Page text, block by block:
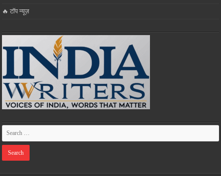
🔥 टॉप न्यूज़